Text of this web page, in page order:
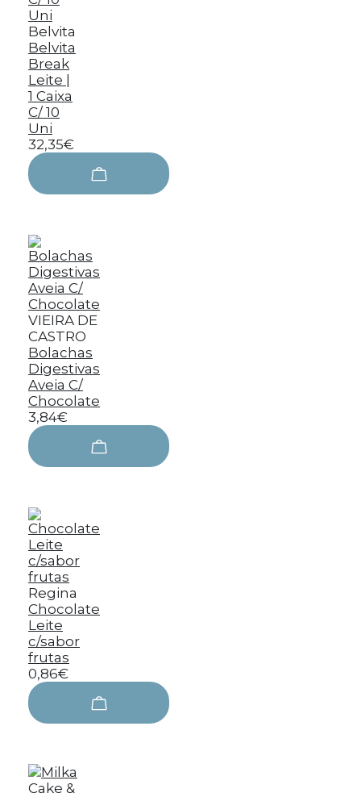
Belvita
Belvita
Break
Leite |
1 Caixa
C/ 10
Uni
32,35€
VIEIRA DE
CASTRO
Bolachas
Digestivas
Aveia C/
Chocolate
3,84€
Regina
Chocolate
Leite
c/sabor
frutas
0,86€